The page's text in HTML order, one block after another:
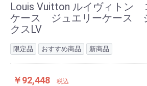
Louis Vuitton ルイヴィトン
ケース ジュエリーケース
クスLV
限定品 おすすめ商品 新商品
￥92,448 税込